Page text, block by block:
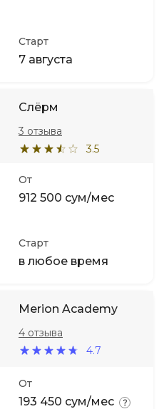
Старт
7 августа
Слёрм
3.5
3 отзыва
От
912 500 сум/мес
Старт
в любое время
Merion Academy
4.7
4 отзыва
От
193 450 сум/мес